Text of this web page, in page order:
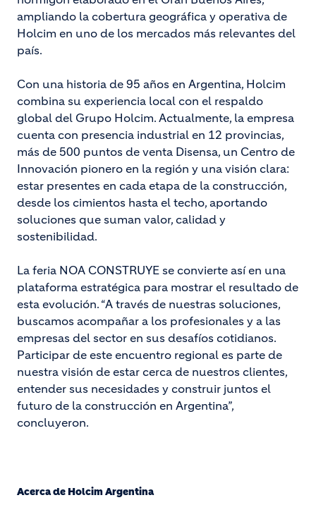
ampliando la cobertura geográfica y operativa de
Holcim en uno de los mercados más relevantes del
país.
Con una historia de 95 años en Argentina, Holcim
combina su experiencia local con el respaldo
global del Grupo Holcim. Actualmente, la empresa
cuenta con presencia industrial en 12 provincias,
más de 500 puntos de venta Disensa, un Centro de
Innovación pionero en la región y una visión clara:
estar presentes en cada etapa de la construcción,
desde los cimientos hasta el techo, aportando
soluciones que suman valor, calidad y
sostenibilidad.
La feria NOA CONSTRUYE se convierte así en una
plataforma estratégica para mostrar el resultado de
esta evolución. “A través de nuestras soluciones,
buscamos acompañar a los profesionales y a las
empresas del sector en sus desafíos cotidianos.
Participar de este encuentro regional es parte de
nuestra visión de estar cerca de nuestros clientes,
entender sus necesidades y construir juntos el
futuro de la construcción en Argentina”,
concluyeron.
Acerca de Holcim Argentina